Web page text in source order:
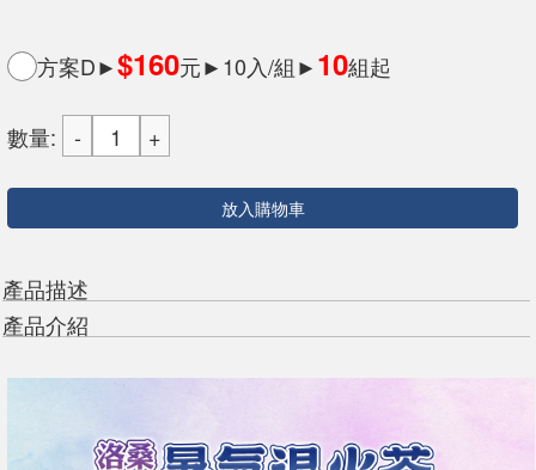
方案D►$160元►10入/組►10組起
數量:
放入購物車
產品描述
產品介紹